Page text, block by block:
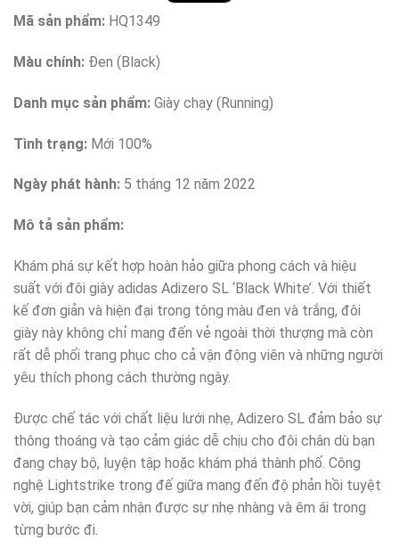
Mã sản phẩm: HQ1349
Màu chính: Đen (Black)
Danh mục sản phẩm: Giày chạy (Running)
Tình trạng: Mới 100%
Ngày phát hành: 5 tháng 12 năm 2022
Mô tả sản phẩm:
Khám phá sự kết hợp hoàn hảo giữa phong cách và hiệu
suất với đôi giày adidas Adizero SL ‘Black White’. Với thiết
kế đơn giản và hiện đại trong tông màu đen và trắng, đôi
giày này không chỉ mang đến vẻ ngoài thời thượng mà còn
rất dễ phối trang phục cho cả vận động viên và những người
yêu thích phong cách thường ngày.
Được chế tác với chất liệu lưới nhẹ, Adizero SL đảm bảo sự
thông thoáng và tạo cảm giác dễ chịu cho đôi chân dù bạn
đang chạy bộ, luyện tập hoặc khám phá thành phố. Công
nghệ Lightstrike trong đế giữa mang đến độ phản hồi tuyệt
vời, giúp bạn cảm nhận được sự nhẹ nhàng và êm ái trong
từng bước đi.